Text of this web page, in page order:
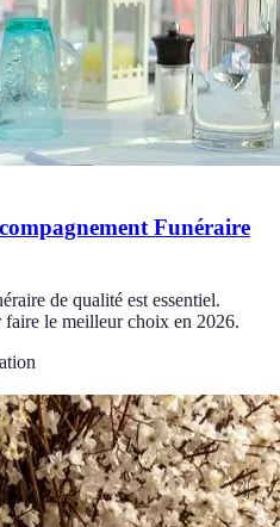
Funéraire
de qualité est essentiel.
le meilleur choix en 2026.